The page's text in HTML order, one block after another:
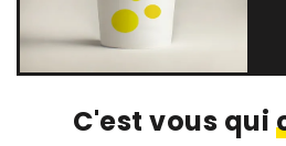
C'est vous qui